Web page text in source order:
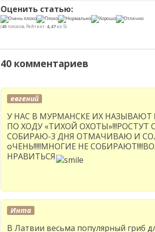
Оценить статью:
(45 голосов, Рейтинг: 4,47из 5)
40 комментариев
евгений
У НАС В МУРМАНСКЕ ИХ НАЗЫВАЮТ
ПО ХОДУ «ТИХОЙ ОХОТЫ»!!!РОСТУТ
СОБИРАЮ-3 ДНЯ ОТМАЧИВАЮ И
оЧЕНЬ!!!!!МНОГИЕ НЕ
НРАВИТЬСЯ
Инта
В Латвии весьма популярный гриб